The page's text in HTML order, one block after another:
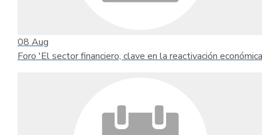
08 Aug
Foro 'El sector financiero, clave en la reactivación